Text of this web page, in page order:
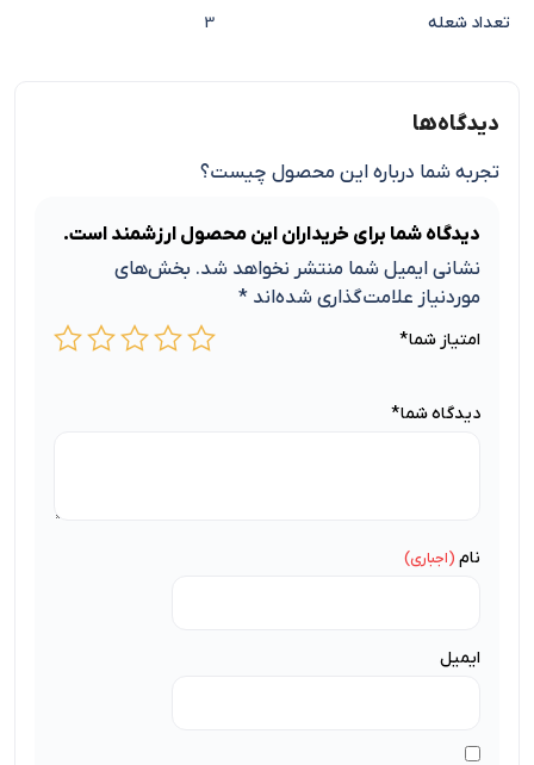
تعداد شعله 3
دیدگاه‌ها
تجربه شما درباره این محصول چیست؟
دیدگاه شما برای خریداران این محصول ارزشمند است.
نشانی ایمیل شما منتشر نخواهد شد. بخش‌های
موردنیاز علامت‌گذاری شده‌اند *
امتیاز شما*
دیدگاه شما*
نام
ایمیل